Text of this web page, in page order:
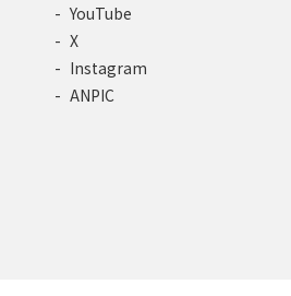
YouTube
X
Instagram
ANPIC